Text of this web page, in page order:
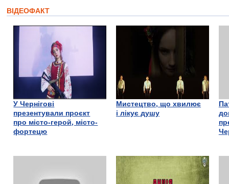
ВІДЕОФАКТ
У Чернігові
презентували проєкт
про місто-герой, місто-
фортецю
Мистецтво, що хвилює
і лікує душу